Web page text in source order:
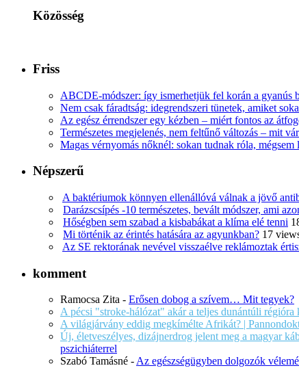
Közösség
Friss
ABCDE‑módszer: így ismerhetjük fel korán a gyanús
Nem csak fáradtság: idegrendszeri tünetek, amiket
Az egész érrendszer egy kézben – miért fontos az
Természetes megjelenés, nem feltűnő változás – mit
Magas vérnyomás nőknél: sokan tudnak róla, mégsem
Népszerű
A baktériumok könnyen ellenállóvá válnak a jövő
Darázscsípés -10 természetes, bevált módszer, ami
Hőségben sem szabad a kisbabákat a klíma elé tenni
Mi történik az érintés hatására az agyunkban? 17
Az SE rektorának nevével visszaélve reklámoztak
komment
Ramocsa Zita - Erősen dobog a szívem… Mit tegyek?
A pécsi "stroke-hálózat" akár a teljes dunántúli régióra
A világjárvány eddig megkímélte Afrikát? |
Új, életveszélyes, dizájnerdrog jelent meg a magyar
pszichiáterrel
Szabó Tamásné -Az egészségügyben dolgozók